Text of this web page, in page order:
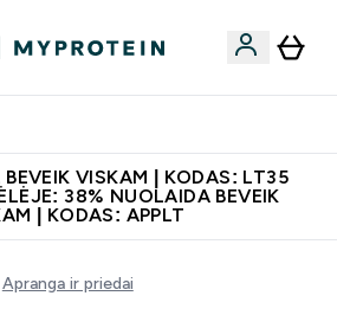
VISKAM | KODAS: LT35
38% NUOLAIDA BEVEIK
| KODAS: APPLT
Apranga ir priedai